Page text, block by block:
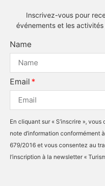
Inscrivez-vous pour
événements et les
Name
Email
En cliquant sur « S’inscrire »,
note d’information conformément
679/2016 et vous consentez au
l’inscription à la newsletter «